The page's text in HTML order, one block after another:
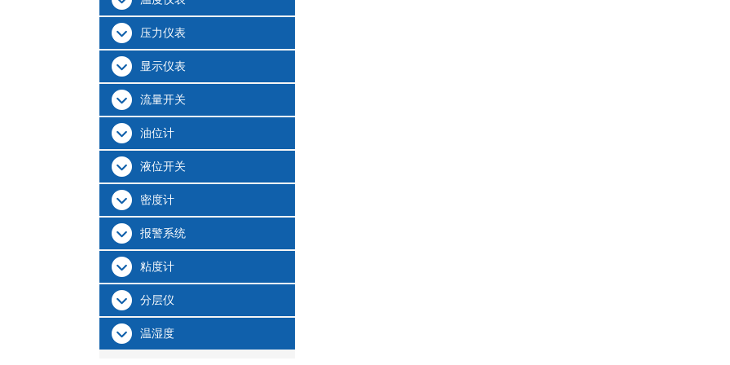
压力仪表
显示仪表
流量开关
油位计
液位开关
密度计
报警系统
粘度计
分层仪
温湿度